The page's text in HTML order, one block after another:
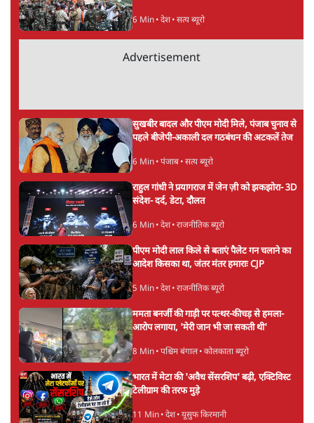
6 Min• देश• सत्य ब्यूरो
Advertisement
सुखबीर बादल और पीएम मोदी मिले, पंजाब चुनाव से
पहले बीजेपी-अकाली दल गठबंधन की अटकलें तेज
6 Min• पंजाब• सत्य ब्यूरो
राहुल गांधी ने प्रयागराज में जेन ज़ी को झकझोरा- 3D
संदेश- दर्द, डेटा, दौलत
6 Min• देश• राजनीतिक ब्यूरो
पीएम मोदी लाल किले से बताएं पैलेट गन चलाने का
आदेश किसका था, जंतर मंतर हमाराः CJP
5 Min• देश• राजनीतिक ब्यूरो
ममता बनर्जी की गाड़ी पर पत्थर-कीचड़ से हमला-
आरोप लगाया, 'मेरी जान भी जा सकती थी'
8 Min• पश्चिम बंगाल• कोलकाता ब्यूरो
भारत में मेटा की 'अवैध सेंसरशिप' बढ़ी, एक्टिविस्ट
टेलीग्राम की तरफ मुड़े
11 Min• देश• यूसुफ किरमानी